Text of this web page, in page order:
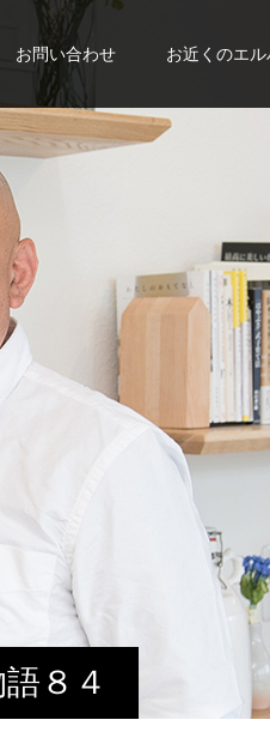
お問い合わせ お近くのエル
８４